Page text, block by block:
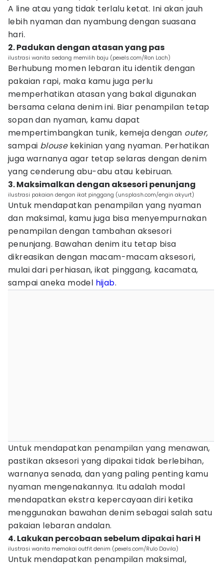
A line atau yang tidak terlalu ketat. Ini akan jauh
lebih nyaman dan nyambung dengan suasana
hari.
2. Padukan dengan atasan yang pas
ilustrasi wanita sedang memilih baju (pexels.com/Ron Lach)
Berhubung momen lebaran itu identik dengan
pakaian rapi, maka kamu juga perlu
memperhatikan atasan yang bakal digunakan
bersama celana denim ini. Biar penampilan tetap
sopan dan nyaman, kamu dapat
mempertimbangkan tunik, kemeja dengan outer,
sampai blousekekinian yang nyaman. Perhatikan
juga warnanya agar tetap selaras dengan denim
yang cenderung abu-abu atau kebiruan.
3. Maksimalkan dengan aksesori penunjang
ilustrasi pakaian dengan ikat pinggang (unsplash.com/engin akyurt)
Untuk mendapatkan penampilan yang nyaman
dan maksimal, kamu juga bisa menyempurnakan
penampilan dengan tambahan aksesori
penunjang. Bawahan denim itu tetap bisa
dikreasikan dengan macam-macam aksesori,
mulai dari perhiasan, ikat pinggang, kacamata,
sampai aneka model hijab.
Untuk mendapatkan penampilan yang menawan,
pastikan aksesori yang dipakai tidak berlebihan,
warnanya senada, dan yang paling penting kamu
nyaman mengenakannya. Itu adalah modal
mendapatkan ekstra kepercayaan diri ketika
menggunakan bawahan denim sebagai salah satu
pakaian lebaran andalan.
4. Lakukan percobaan sebelum dipakai hari H
ilustrasi wanita memakai outfit denim (pexels.com/Rulo Davila)
Untuk mendapatkan penampilan maksimal,